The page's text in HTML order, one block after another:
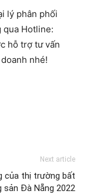
lý phân phối
qua Hotline:
hỗ trợ tư vấn
nhé!
Next article
của thị trường bất
sản Đà Nẵng 2022